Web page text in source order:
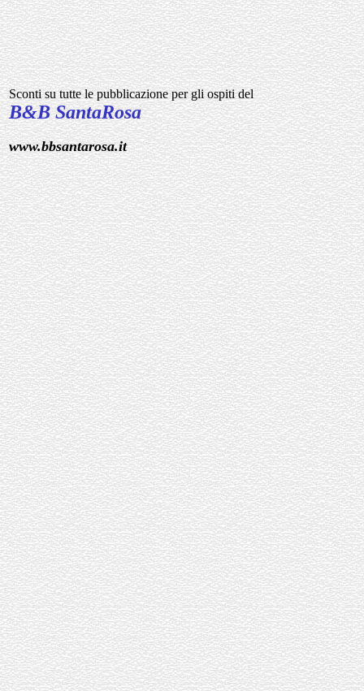
Sconti su tutte le pubblicazione per gli ospiti del
B&B SantaRosa
www.bbsantarosa.it